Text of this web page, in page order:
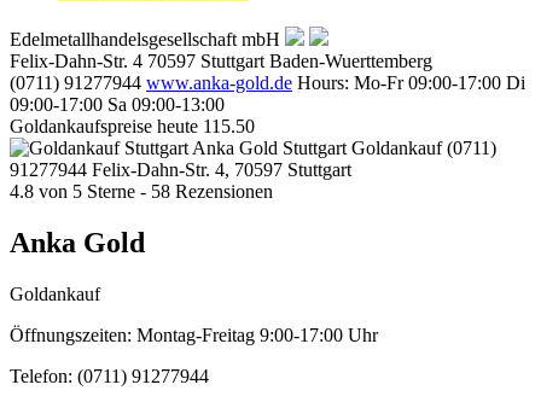
Edelmetallhandelsgesellschaft mbH
Felix-Dahn-Str. 4 70597 Stuttgart Baden-Wuerttemberg
(0711) 91277944 www.anka-gold.de Hours: Mo-Fr 09:00-17:00 Di
09:00-17:00 Sa 09:00-13:00
Goldankaufspreise heute 115.50
Anka Gold Stuttgart Goldankauf (0711)
91277944 Felix-Dahn-Str. 4, 70597 Stuttgart
4.8 von 5 Sterne - 58 Rezensionen
Anka Gold
Goldankauf
Öffnungszeiten: Montag-Freitag 9:00-17:00 Uhr
Telefon: (0711) 91277944